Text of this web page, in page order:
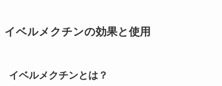
イベルメクチンの効果と使用
イベルメクチンとは？